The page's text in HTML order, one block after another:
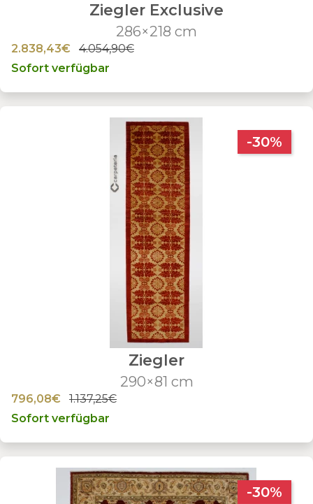
Ziegler Exclusive
286×218 cm
2.838,43€
4.054,90€
Sofort verfügbar
-30%
Ziegler
290×81 cm
796,08€
1.137,25€
Sofort verfügbar
-30%